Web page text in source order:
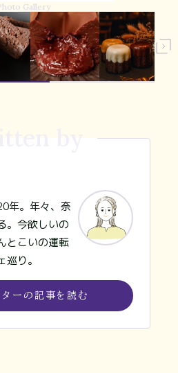
Gallery
年。年々、奈
。今欲しいの
とこいの運転
り。
ーの記事を読む